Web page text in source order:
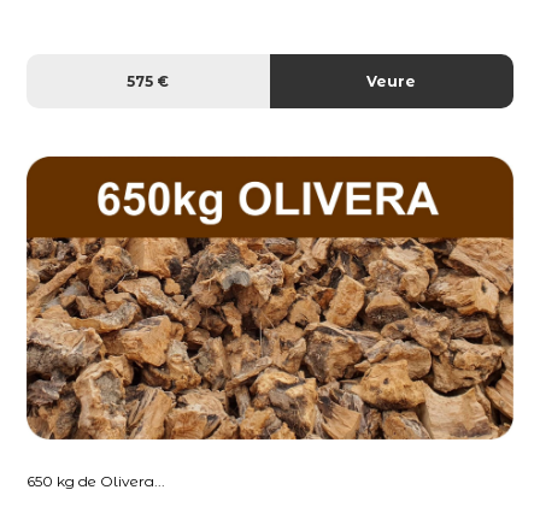
575 € Veure
650 kg de Olivera...